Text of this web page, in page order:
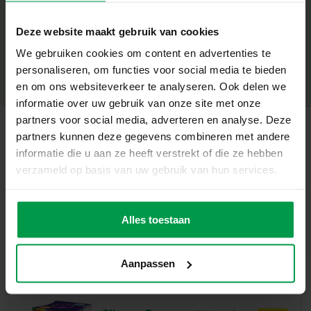
Deze website maakt gebruik van cookies
We gebruiken cookies om content en advertenties te
personaliseren, om functies voor social media te bieden
en om ons websiteverkeer te analyseren. Ook delen we
informatie over uw gebruik van onze site met onze
partners voor social media, adverteren en analyse. Deze
partners kunnen deze gegevens combineren met andere
informatie die u aan ze heeft verstrekt of die ze hebben
verzameld op basis van uw gebruik van hun services.
Alles toestaan
Aanpassen
– Stimuleert creativiteit en experimenteren
– Veilig en gemakkelijk in gebruik
– Perfect voor kinderen vanaf 5 jaar
Ontdek Het Plezier Van Slime Maken
Met deze set kunnen kinderen hun eigen magische slime
creëren door kleuren en glitter te mengen. Het unieke
unicorn thema maakt deze set extra speciaal en zorgt
voor eindeloos speelplezier. Ideaal voor kinderen die
houden van experimenteren en knutselen.
laten genieten van een creatieve en leerzame activiteit.
Het biedt een leuke manier om te spelen en te
experimenteren, terwijl het de creativiteit en
– Unicorn flesje
– Transparante slijm
Productnummer|
15016
Deel dit product
Gerelateerde producten
Shake-a-Slime –
explosion 200 g
Minimale